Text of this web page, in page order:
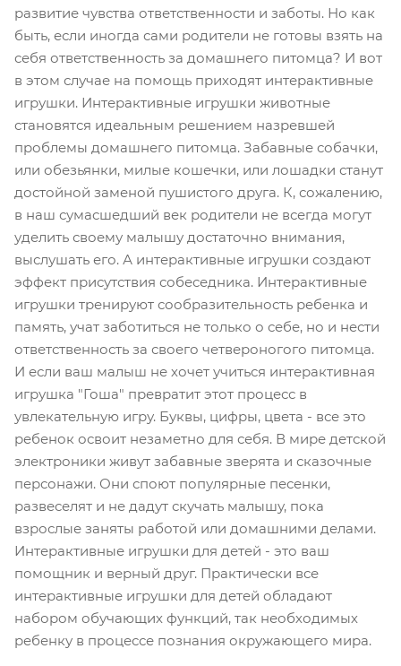
развитие чувства ответственности и заботы. Но как
быть, если иногда сами родители не готовы взять на
себя ответственность за домашнего питомца? И вот
в этом случае на помощь приходят интерактивные
игрушки. Интерактивные игрушки животные
становятся идеальным решением назревшей
проблемы домашнего питомца. Забавные собачки,
или обезьянки, милые кошечки, или лошадки станут
достойной заменой пушистого друга. К, сожалению,
в наш сумасшедший век родители не всегда могут
уделить своему малышу достаточно внимания,
выслушать его. А интерактивные игрушки создают
эффект присутствия собеседника. Интерактивные
игрушки тренируют сообразительность ребенка и
память, учат заботиться не только о себе, но и нести
ответственность за своего четвероногого питомца.
И если ваш малыш не хочет учиться интерактивная
игрушка "Гоша" превратит этот процесс в
увлекательную игру. Буквы, цифры, цвета - все это
ребенок освоит незаметно для себя. В мире детской
электроники живут забавные зверята и сказочные
персонажи. Они споют популярные песенки,
развеселят и не дадут скучать малышу, пока
взрослые заняты работой или домашними делами.
Интерактивные игрушки для детей - это ваш
помощник и верный друг. Практически все
интерактивные игрушки для детей обладают
набором обучающих функций, так необходимых
ребенку в процессе познания окружающего мира.